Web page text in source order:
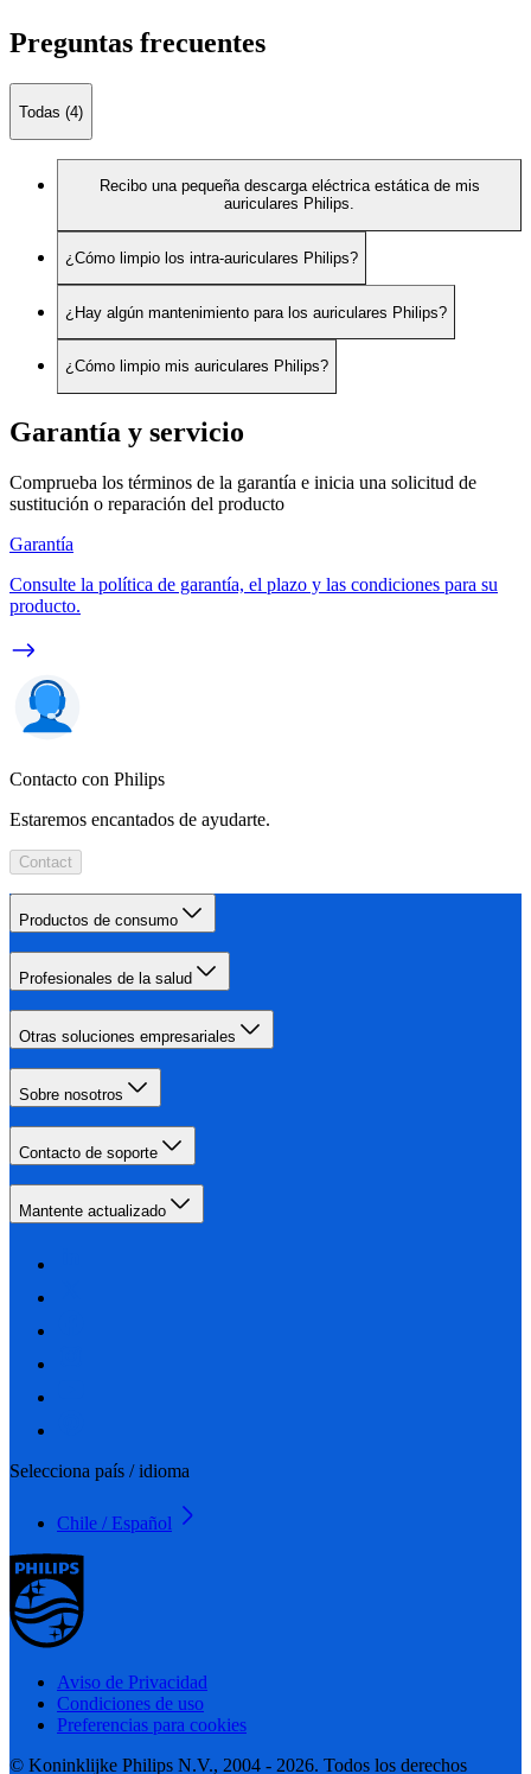
Preguntas frecuentes
Todas (4)
Recibo una pequeña descarga eléctrica estática de mis
auriculares Philips.
¿Cómo limpio los intra-auriculares Philips?
¿Hay algún mantenimiento para los auriculares Philips?
¿Cómo limpio mis auriculares Philips?
Garantía y servicio
Comprueba los términos de la garantía e inicia una solicitud de
sustitución o reparación del producto
Garantía
Consulte la política de garantía, el plazo y las condiciones para su
producto.
Contacto con Philips
Estaremos encantados de ayudarte.
Contact
Productos de consumo
Profesionales de la salud
Otras soluciones empresariales
Sobre nosotros
Contacto de soporte
Mantente actualizado
Selecciona país / idioma
Chile / Español
Aviso de Privacidad
Condiciones de uso
Preferencias para cookies
© Koninklijke Philips N.V., 2004 - 2026. Todos los derechos